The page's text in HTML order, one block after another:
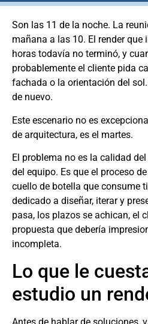
Son las 11 de la noche. La
mañana a las 10. El render que
horas todavía no terminó, y
probablemente el cliente pida
fachada o la orientación del
de nuevo.
Este escenario no es
de arquitectura, es el martes.
El problema no es la calidad
del equipo. Es que el proceso
cuello de botella que consume
dedicado a diseñar, iterar y
pasa, los plazos se achican, el
propuesta que debería
incompleta.
Lo que le
estudio un